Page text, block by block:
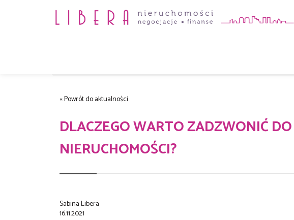
« Powrót do aktualności
DLACZEGO WARTO ZADZWONIĆ
NIERUCHOMOŚCI?
Sabina Libera
16.11.2021